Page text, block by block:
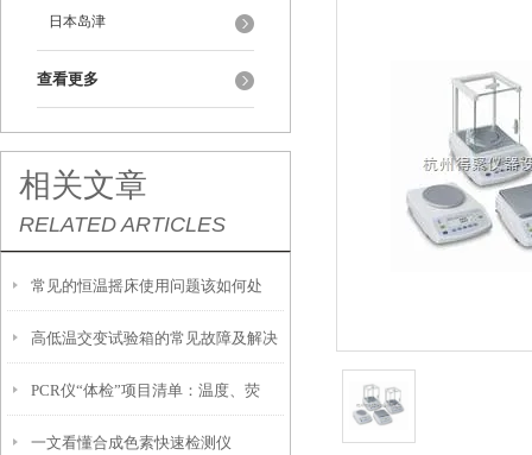
日本岛津
查看更多
相关文章
RELATED ARTICLES
常见的恒温摇床使用问题该如何处
理？
高低温交变试验箱的常见故障及解决
方法
PCR仪“体检”项目清单：温度、荧
光、加热盖三项年度校准要点
一文看懂合成色素快速检测仪